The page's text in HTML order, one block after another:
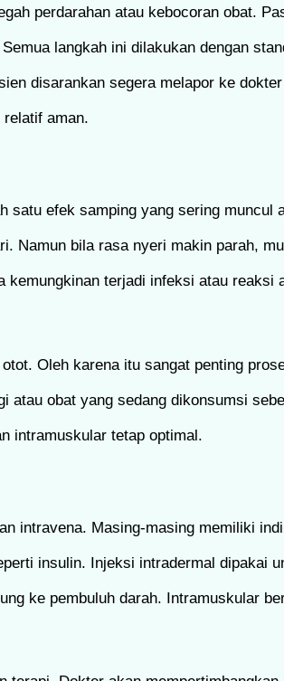
perdarahan atau kebocoran obat.
langkah ini dilakukan dengan
disarankan segera melapor ke
aman.
efek samping yang sering muncul
Namun bila rasa nyeri makin parah,
kemungkinan terjadi infeksi atau reaksi
Oleh karena itu sangat penting
atau obat yang sedang dikonsumsi
intramuskular tetap optimal.
intravena. Masing-masing memiliki
insulin. Injeksi intradermal dipakai
ke pembuluh darah. Intramuskular